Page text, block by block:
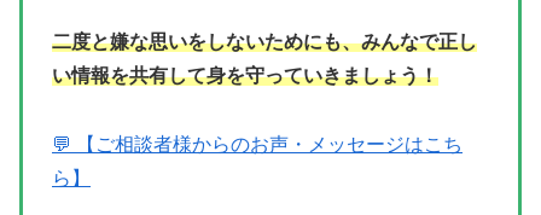
二度と嫌な思いをしないためにも、みんなで正し
い情報を共有して身を守っていきましょう！
💬 【ご相談者様からのお声・メッセージはこち
ら】